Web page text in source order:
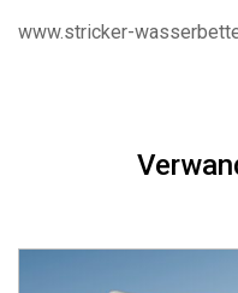
www.stricker-